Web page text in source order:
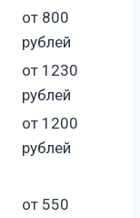
от 800
рублей
от 1230
рублей
от 1200
рублей
от 550